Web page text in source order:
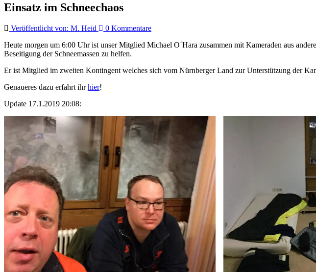
Einsatz im Schneechaos
Veröffentlicht von: M. Heid
0 Kommentare
Heute morgen um 6:00 Uhr ist unser Mitglied Michael O´Hara zusammen mit Kameraden aus
Beseitigung der Schneemassen zu helfen.
Er ist Mitglied im zweiten Kontingent welches sich vom Nürnberger Land zur Unterstützung der
Genaueres dazu erfahrt ihrhier!
Update 17.1.2019 20:08: